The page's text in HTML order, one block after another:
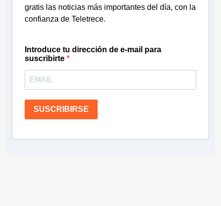
gratis las noticias más importantes del día, con la
confianza de Teletrece.
Introduce tu dirección de e-mail para
suscribirte
SUSCRIBIRSE